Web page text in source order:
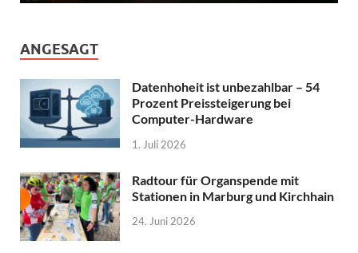
ANGESAGT
Datenhoheit ist unbezahlbar – 54
Prozent Preissteigerung bei
Computer-Hardware
1. Juli 2026
Radtour für Organspende mit
Stationen in Marburg und Kirchhain
24. Juni 2026